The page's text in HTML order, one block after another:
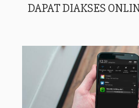
DAPAT DIAKSES